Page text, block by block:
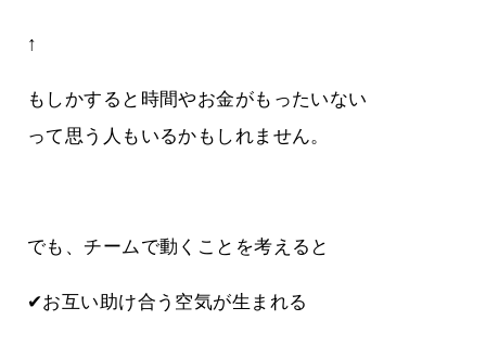
↑
もしかすると時間やお金がもったいない
って思う人もいるかもしれません。
でも、チームで動くことを考えると
✔お互い助け合う空気が生まれる